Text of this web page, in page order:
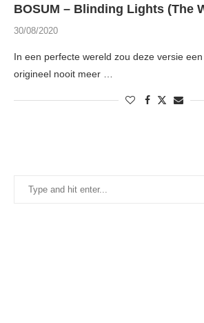
BOSUM – Blinding Lights (The
30/08/2020
In een perfecte wereld zou deze versie
origineel nooit meer …